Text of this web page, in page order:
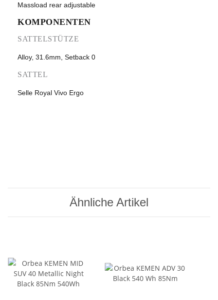
Massload rear adjustable
KOMPONENTEN
SATTELSTÜTZE
Alloy, 31.6mm, Setback 0
SATTEL
Selle Royal Vivo Ergo
Ähnliche Artikel